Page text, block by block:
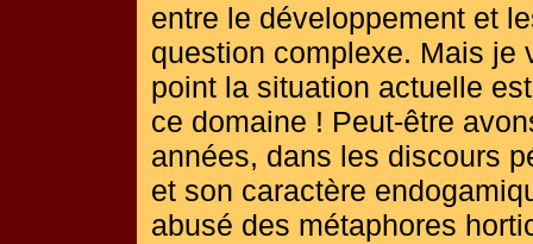
entre le développement et
question complexe. Mais je
point la situation actuelle
ce domaine ! Peut-être
années, dans les discours
et son caractère
abusé des métaphores